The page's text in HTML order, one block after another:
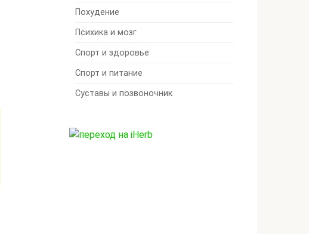
Похудение
Психика и мозг
Спорт и здоровье
Спорт и питание
Суставы и позвоночник